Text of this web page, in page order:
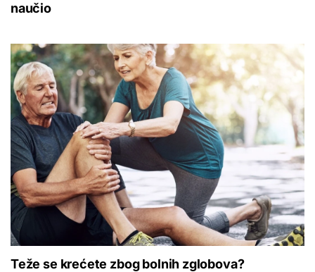
naučio
Teže se krećete zbog bolnih zglobova?